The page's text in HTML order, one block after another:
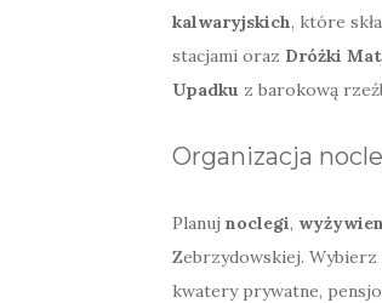
kalwaryjskich, które
stacjami oraz Dróżki
Upadku z barokową
Organizacja
Planuj noclegi,
Zebrzydowskiej.
kwatery prywatne,